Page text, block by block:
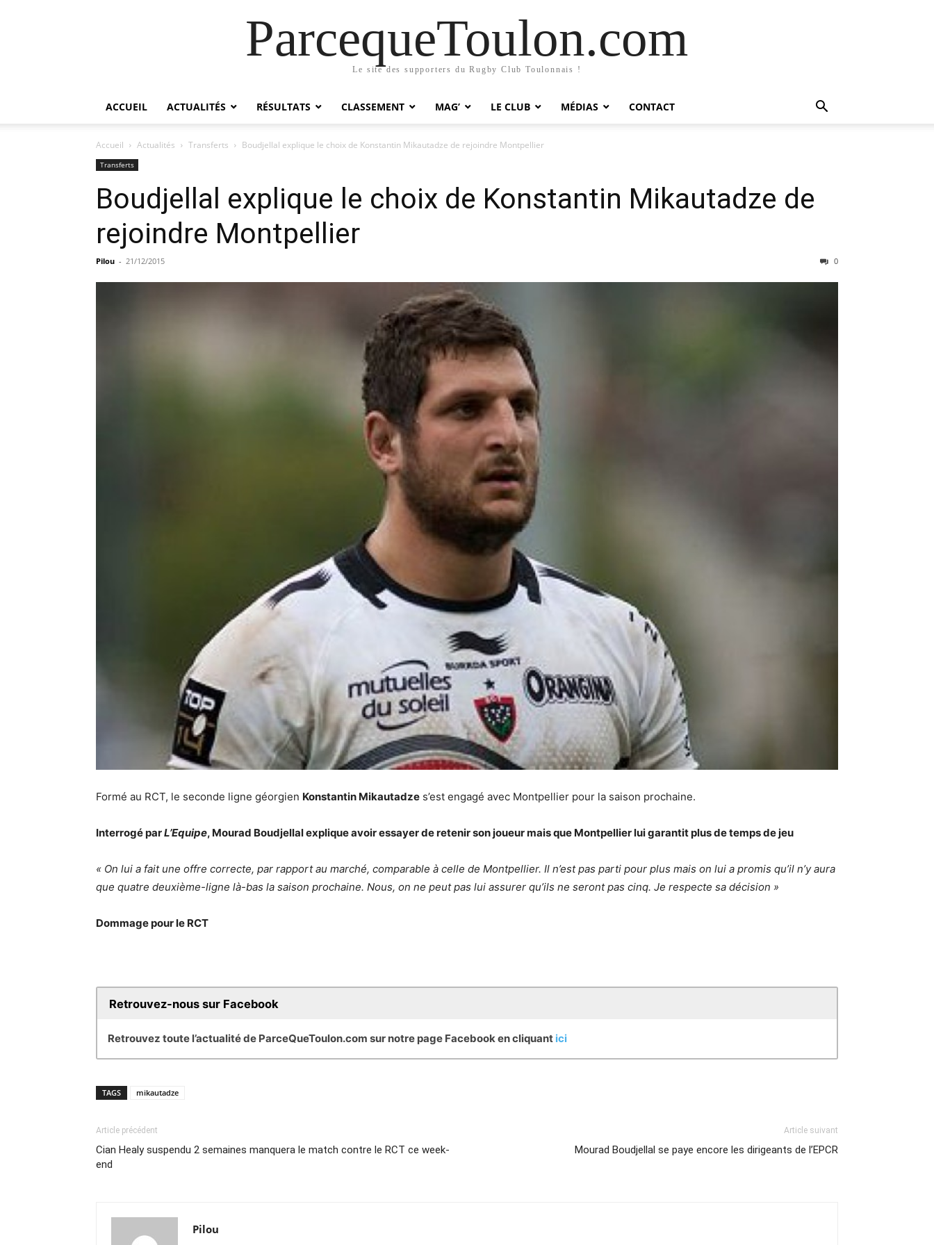
ParcequeToulon.com
Le site des supporters du Rugby Club Toulonnais !
ACCUEIL ACTUALITÉS RÉSULTATS CLASSEMENT MAG’ LE CLUB MÉDIAS CONTACT
Accueil Actualités Transferts Boudjellal explique le choix de Konstantin Mikautadze de rejoindre Montpellier
Transferts
Boudjellal explique le choix de Konstantin Mikautadze de
rejoindre Montpellier
Pilou - 21/12/2015 0
Formé au RCT, le seconde ligne géorgien Konstantin Mikautadze s’est engagé avec Montpellier pour la saison prochaine.
Interrogé parL’Equipe, Mourad Boudjellal explique avoir essayer de retenir son joueur mais que Montpellier lui garantit plus de temps de jeu
« On lui a fait une offre correcte, par rapport au marché, comparable à celle de Montpellier. Il n’est pas parti pour plus mais on lui a promis qu’il n’y aura
que quatre deuxième-ligne là-bas la saison prochaine. Nous, on ne peut pas lui assurer qu’ils ne seront pas cinq. Je respecte sa décision »
Dommage pour le RCT
Retrouvez-nous sur Facebook
Retrouvez toute l’actualité de ParceQueToulon.com sur notre page Facebook en cliquant ici
TAGS mikautadze
Article précédent
Cian Healy suspendu 2 semaines manquera le match contre le RCT ce week-
end
Article suivant
Mourad Boudjellal se paye encore les dirigeants de l’EPCR
Pilou